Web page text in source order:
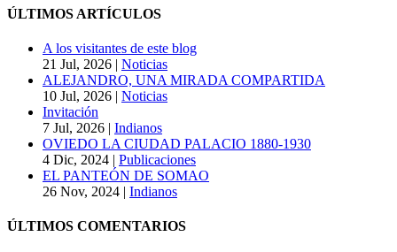
BLOG
ÚLTIMOS ARTÍCULOS
A los visitantes de este blog
21 Jul, 2026 | Noticias
ALEJANDRO, UNA MIRADA COMPARTIDA
10 Jul, 2026 | Noticias
Invitación
7 Jul, 2026 | Indianos
OVIEDO LA CIUDAD PALACIO 1880-1930
4 Dic, 2024 | Publicaciones
EL PANTEÓN DE SOMAO
26 Nov, 2024 | Indianos
ÚLTIMOS COMENTARIOS